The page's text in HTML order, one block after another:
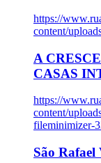
https://
content/
A
CASAS
https://
content/
fileminimizer-
São